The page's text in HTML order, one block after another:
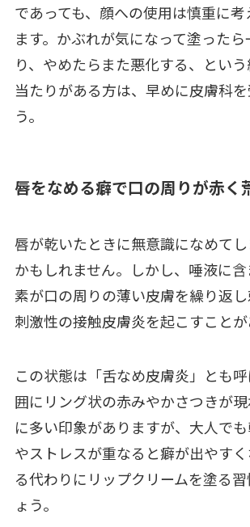
であっても、顔への使用は慎重に考
ます。かぶれが気になって塗った
り、やめたらまた悪化する、とい
当たりがある方は、早めに皮膚科
う。
唇をなめる癖で口の周りが赤く
唇が乾いたときに無意識になめて
かもしれません。しかし、唾液に
素が口の周りの薄い皮膚を繰り返し
刺激性の接触皮膚炎を起こすことが
この状態は「舌なめ皮膚炎」とも
囲にリング状の赤みやかさつきが
に多い印象がありますが、大人で
やストレスが重なると癖が出やす
る代わりにリップクリームを塗る
ょう。